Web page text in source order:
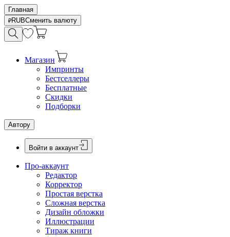
Главная
RUBСменить валюту
Магазин
Импринты
Бестселлеры
Бесплатные
Скидки
Подборки
Автору
Войти в аккаунт
Про-аккаунт
Редактор
Корректор
Простая верстка
Сложная верстка
Дизайн обложки
Иллюстрации
Тираж книги